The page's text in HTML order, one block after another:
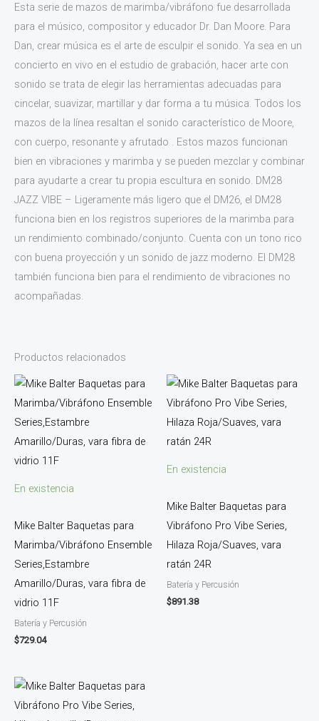
Esta serie de mazos de marimba/vibráfono fue desarrollada
para el músico, compositor y educador Dr. Dan Moore. Para
Dan, crear música es el arte de esculpir el sonido. Ya sea en un
concierto en vivo en el estudio de grabación, hacer arte con
sonido se trata de elegir las herramientas adecuadas para
cincelar, suavizar, martillar y dar forma a tu música. Todos los
mazos de la línea resaltan el sonido característico de Moore,
con cuerpo, resonante y afrutado . Estos mazos funcionan
bien en vibraciones y marimba y se pueden mezclar y combinar
para ayudarte a crear tu propia escultura en sonido. DM28
JAZZ VIBE – Ligeramente más ligero que el DM26, el DM28
funciona bien en los registros superiores de la marimba para
un rendimiento combinado/conjunto. Cuenta con un tono rico
con buena proyección y un sonido de jazz moderno. El DM28
también funciona bien para el rendimiento de vibraciones no
acompañadas.
Productos relacionados
En existencia
Mike Balter Baquetas para
Marimba/Vibráfono Ensemble
Series,Estambre
Amarillo/Duras, vara fibra de
vidrio 11F
Batería y Percusión
$729.04
En existencia
Mike Balter Baquetas para
Vibráfono Pro Vibe Series,
Hilaza Roja/Suaves, vara
ratán 24R
Batería y Percusión
$891.38